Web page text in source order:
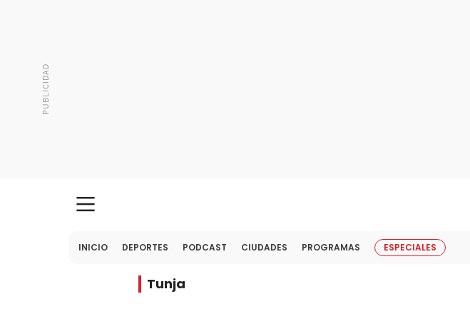
INICIO DEPORTES PODCAST CIUDADES PROGRAMAS ESPECIALES
Tunja